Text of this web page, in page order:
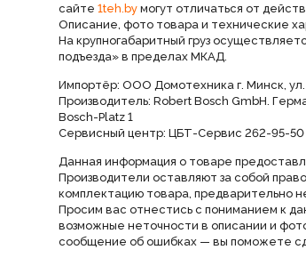
сайте1teh.by могут отличаться от
Описание, фото товара и технические
На крупногабаритный груз
подъезда» в пределах МКАД.
Импортёр: ООО Домотехника г. Минск,
Производитель: Robert Bosch GmbH.
Bosch-Platz 1
Сервисный центр: ЦБТ-Сервис 262-95-50
Данная информация о товаре
Производители оставляют за собой
комплектацию товара, предварительно
Просим вас отнестись с пониманием к
возможные неточности в описании и
сообщение об ошибках — вы поможете